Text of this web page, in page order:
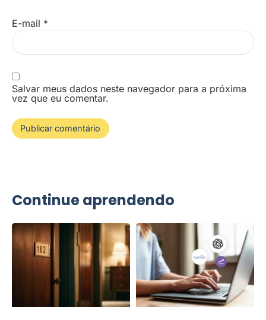
E-mail *
Salvar meus dados neste navegador para a próxima
vez que eu comentar.
Continue aprendendo